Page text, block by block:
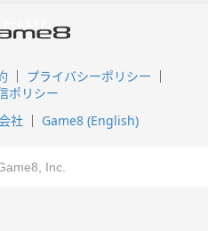
プライバシーポリシー
ポリシー
社 Game8 (English)
Inc.